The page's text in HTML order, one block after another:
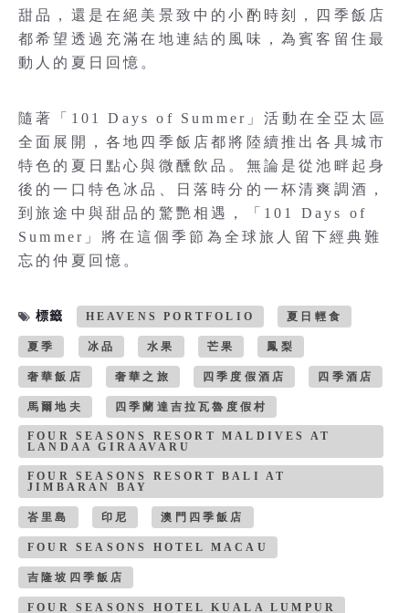
甜品，還是在絕美景致中的小酌時刻，四季飯店
都希望透過充滿在地連結的風味，為賓客留住最
動人的夏日回憶。
隨著「101 Days of Summer」活動在全亞太區
全面展開，各地四季飯店都將陸續推出各具城市
特色的夏日點心與微醺飲品。無論是從池畔起身
後的一口特色冰品、日落時分的一杯清爽調酒，
到旅途中與甜品的驚艷相遇，「101 Days of
Summer」將在這個季節為全球旅人留下經典難
忘的仲夏回憶。
標籤 HEAVENS PORTFOLIO 夏日輕食
夏季 冰品 水果 芒果 鳳梨
奢華飯店 奢華之旅 四季度假酒店 四季酒店
馬爾地夫 四季蘭達吉拉瓦魯度假村
FOUR SEASONS RESORT MALDIVES AT
LANDAA GIRAAVARU
FOUR SEASONS RESORT BALI AT
JIMBARAN BAY
峇里島 印尼 澳門四季飯店
FOUR SEASONS HOTEL MACAU
吉隆坡四季飯店
FOUR SEASONS HOTEL KUALA LUMPUR